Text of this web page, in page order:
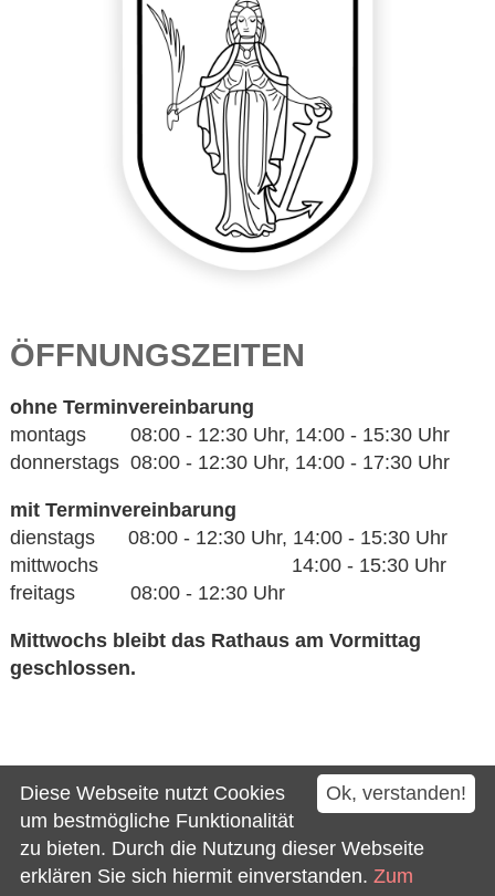
ÖFFNUNGSZEITEN
ohne Terminvereinbarung
montags 08:00 - 12:30 Uhr, 14:00 - 15:30 Uhr
donnerstags 08:00 - 12:30 Uhr, 14:00 - 17:30 Uhr
mit Terminvereinbarung
dienstags 08:00 - 12:30 Uhr, 14:00 - 15:30 Uhr
mittwochs 14:00 - 15:30 Uhr
freitags 08:00 - 12:30 Uhr
Mittwochs bleibt das Rathaus am Vormittag
geschlossen.
Kontakt
Impressum
Datenschutz
Ok, verstanden!
Diese Webseite nutzt Cookies
um bestmögliche Funktionalität
zu bieten. Durch die Nutzung dieser Webseite
erklären Sie sich hiermit einverstanden. Zum